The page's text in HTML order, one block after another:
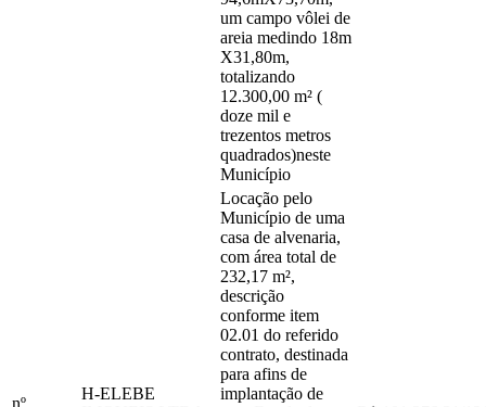
um campo vôlei de
areia medindo 18m
X31,80m,
totalizando
12.300,00 m² (
doze mil e
trezentos metros
quadrados)neste
Município
H-ELEBE
Locação pelo
Município de uma
casa de alvenaria,
com área total de
232,17 m²,
descrição
conforme item
02.01 do referido
contrato, destinada
para afins de
implantação de